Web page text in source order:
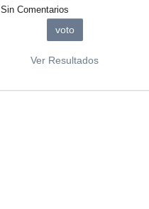
Sin Comentarios
Ver Resultados